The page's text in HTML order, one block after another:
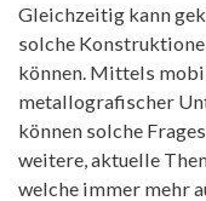
Gleichzeitig kann
solche
können. Mittels
metallografischer
können solche
weitere, aktuelle
welche immer mehr